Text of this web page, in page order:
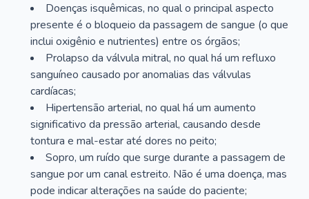
Doenças isquêmicas, no qual o principal aspecto
presente é o bloqueio da passagem de sangue (o que
inclui oxigênio e nutrientes) entre os órgãos;
Prolapso da válvula mitral, no qual há um refluxo
sanguíneo causado por anomalias das válvulas
cardíacas;
Hipertensão arterial, no qual há um aumento
significativo da pressão arterial, causando desde
tontura e mal-estar até dores no peito;
Sopro, um ruído que surge durante a passagem de
sangue por um canal estreito. Não é uma doença, mas
pode indicar alterações na saúde do paciente;